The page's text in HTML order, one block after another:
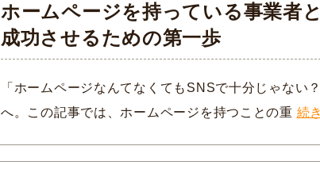
ホームページを持っている事業者
成功させるための第一歩
「ホームページなんてなくてもSNSで十分じゃない
へ。この記事では、ホームページを持つことの重 続